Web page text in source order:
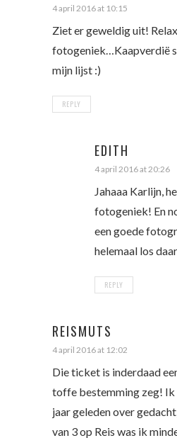
4 april 2016 at 10:15
Ziet er geweldig uit!
fotogeniek…Kaapverdië
mijn lijst :)
REPLY
EDITH
4 april 2016 at 20:26
Jahaaa Karlijn,
fotogeniek! En
een goede
helemaal los
REPLY
REISMUTS
4 april 2016 at 12:02
Die ticket is inderdaad
toffe bestemming zeg! Ik
jaar geleden over
van 3 op Reis was ik